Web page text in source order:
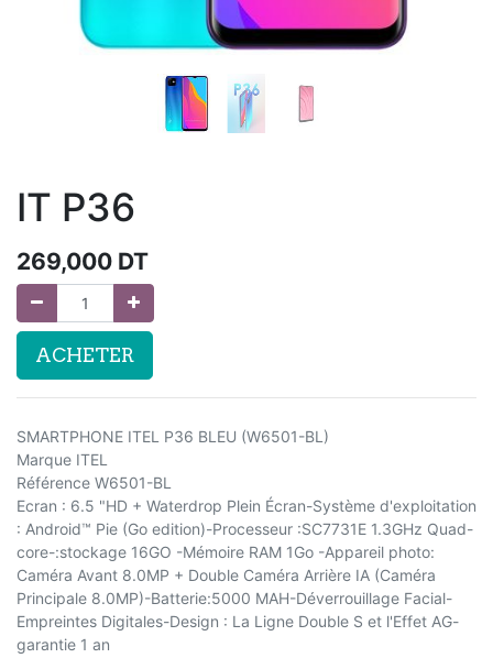
IT P36
269,000 DT
ACHETER
SMARTPHONE ITEL P36 BLEU (W6501-BL)
Marque ITEL
Référence W6501-BL
Ecran : 6.5 "HD + Waterdrop Plein Écran-Système d'exploitation
: Android™ Pie (Go edition)-Processeur :SC7731E 1.3GHz Quad-
core-:stockage 16GO -Mémoire RAM 1Go -Appareil photo:
Caméra Avant 8.0MP + Double Caméra Arrière IA (Caméra
Principale 8.0MP)-Batterie:5000 MAH-Déverrouillage Facial-
Empreintes Digitales-Design : La Ligne Double S et l'Effet AG-
garantie 1 an